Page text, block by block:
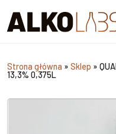
Strona główna » Sklep »
13,3% 0,375L